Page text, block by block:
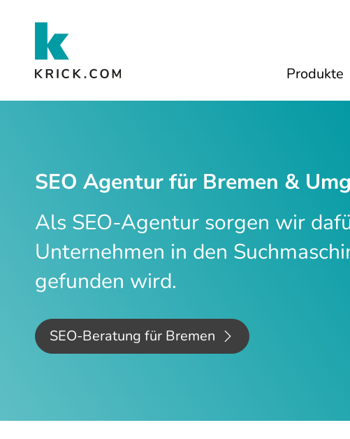
Produkte
SEO Agentur für Bremen &
Als SEO-Agentur sorgen wir
Unternehmen in den
gefunden wird.
SEO-Beratung für Bremen